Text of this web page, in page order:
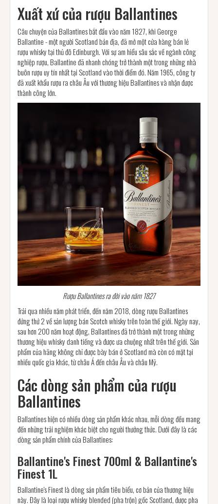
Xuất xứ của rượu Ballantines
Câu chuyện của Ballantines bắt đầu vào năm 1827, khi George
Ballantine - một người Scotland bản địa, đã mở một cửa hàng bán lẻ
rượu whisky tại thủ đô Edinburgh. Với sự am hiểu sâu sắc về ngành công
nghiệp rượu, Ballantine đã nhanh chóng trở thành một trong những nhà
buôn rượu uy tín nhất tại Scotland vào thời điểm đó. Năm 1965, công ty
đã xuất khẩu rượu ra châu Âu với thương hiệu Ballantines và nhận được
thành công lớn.
Rượu Ballantines ra đời vào năm 1827
Trải qua nhiều năm phát triển, đến năm 2018, dòng rượu Ballantines
đứng thứ 2 về sản lượng bán Scotch whisky trên toàn thế giới. Ngày nay,
sau hơn 200 năm hoạt động, Ballantines đã trở thành một trong những
thương hiệu whisky danh tiếng và được ưa chuộng nhất trên thế giới. Sản
phẩm của hãng không chỉ được bày bán ở Scotland mà còn có mặt tại
nhiều quốc gia khác, từ châu Á đến châu Âu và châu Mỹ.
Các dòng sản phẩm của rượu
Ballantines
Ballantines hiện có nhiều dòng sản phẩm khác nhau, mỗi dòng đều mang
đến những trải nghiệm khác biệt cho người thưởng thức. Dưới đây là các
dòng sản phẩm chính của Ballantines:
Ballantine's Finest 700ml & Ballantine's
Finest 1L
Ballantine's Finest là dòng sản phẩm tiêu biểu, cơ bản của thương hiệu
này. Đây là loại rượu whisky blended (pha trộn) gốc Scotland, được pha